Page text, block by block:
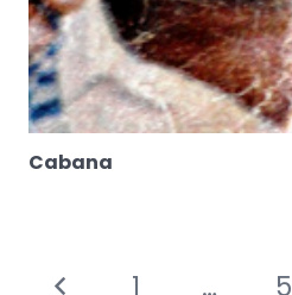
Cabana
1 … 5